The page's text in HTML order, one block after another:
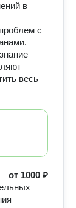
моим
в
фирмы
Если вам
так,
у вас
вашу
ООО,
ваш
в
с
весь
от 1000 ₽